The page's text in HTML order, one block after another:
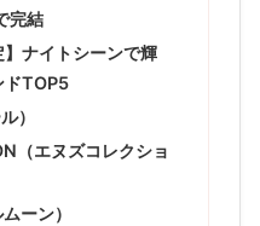
完結
】ナイトシーンで輝
ドTOP5
）
（エヌズコレクショ
ーン）